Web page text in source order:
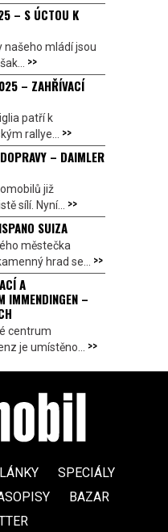
– S ÚCTOU K
mládí jsou
>>
– ZAHŘÍVACÍ
patří k
rallye... >>
– DAIMLER
již
sílí. Nyní... >>
SUIZA
městečka
hrad se... >>
A
IMMENDINGEN –
centrum
je umístěno... >>
SPECIÁLY
BAZAR